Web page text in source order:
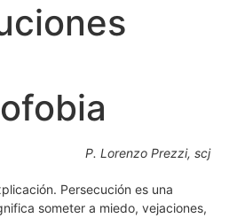
P. Lorenzo Prezzi, scj
Persecución es una
someter a miedo, vejaciones,